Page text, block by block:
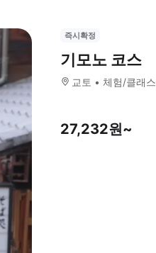
즉시확정
기모노 코스
교토 체험/클래스
27,232원~